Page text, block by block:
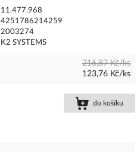
11.477.968
4251786214259
2003274
K2 SYSTEMS
216,87 Kč/ks
123,76 Kč/ks
do košíku